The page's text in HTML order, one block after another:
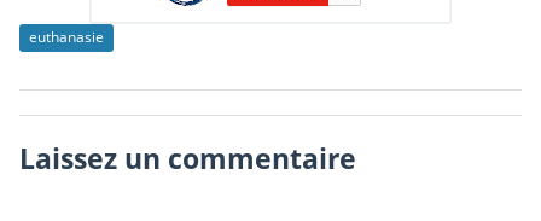
euthanasie
Laissez un commentaire